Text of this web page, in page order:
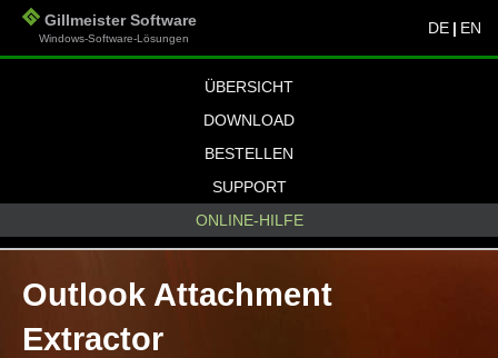
Gillmeister Software
Windows-Software-Lösungen
DE | EN
ÜBERSICHT
DOWNLOAD
BESTELLEN
SUPPORT
ONLINE-HILFE
Outlook Attachment
Extractor